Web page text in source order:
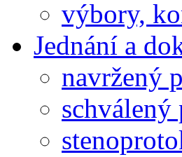
výbory,
Jednání a
navržený
schválený